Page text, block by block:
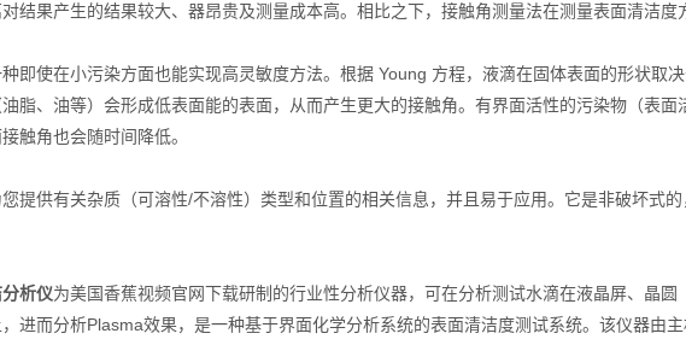
香蕉视频APP导航
结果产生的结果较大、器昂贵及测量成本高。相比之下，接触角测量法在测量表面清洁度
即使在小污染方面也能实现高灵敏度方法。根据 Young 方程，液滴在固体表面的形状取
脂、油等）会形成低表面能的表面，从而产生更大的接触角。有界面活性的污染物（表
触角也会随时间降低。
提供有关杂质（可溶性/不溶性）类型和位置的相关信息，并且易于应用。它是非破坏式
析仪为美国香蕉视频官网下载研制的行业性分析仪器，可在分析测试水滴在液晶屏、晶圆
进而分析Plasma效果，是一种基于界面化学分析系统的表面清洁度测试系统。该仪器由